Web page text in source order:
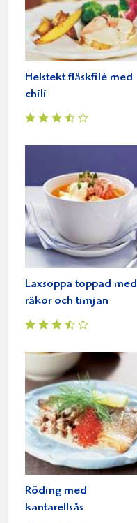
Helstekt fläskfilé med
chili
Laxsoppa toppad med
räkor och timjan
Röding med
kantarellsås